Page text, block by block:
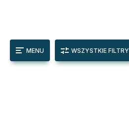
MENU WSZYSTKIE FILTRY